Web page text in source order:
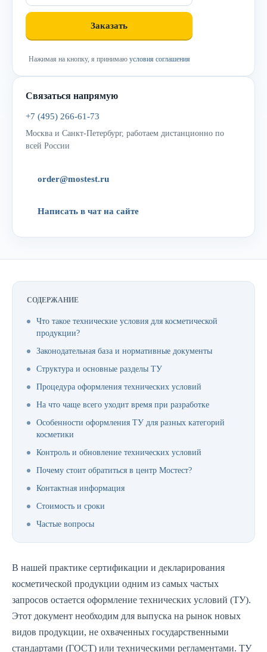
Нажимая на кнопку, я принимаю условия соглашения
Связаться напрямую
+7 (495) 266-61-73
Москва и Санкт-Петербург, работаем дистанционно по
всей России
order@mostest.ru
Написать в чат на сайте
СОДЕРЖАНИЕ
Что такое технические условия для косметической
продукции?
Законодательная база и нормативные документы
Структура и основные разделы ТУ
Процедура оформления технических условий
На что чаще всего уходит время при разработке
Особенности оформления ТУ для разных категорий
косметики
Контроль и обновление технических условий
Почему стоит обратиться в центр Мостест?
Контактная информация
Стоимость и сроки
Частые вопросы
В нашей практике сертификации и декларирования
косметической продукции одним из самых частых
запросов остается оформление технических условий (ТУ).
Этот документ необходим для выпуска на рынок новых
видов продукции, не охваченных государственными
стандартами (ГОСТ) или техническими регламентами. ТУ